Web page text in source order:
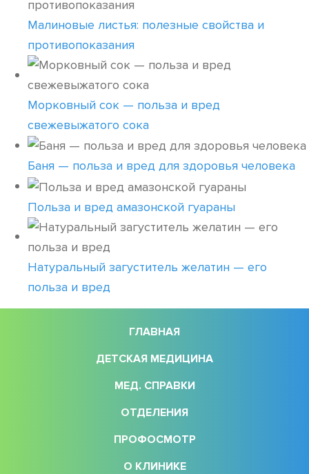
Малиновые листья: полезные свойства и
противопоказания
Морковный сок — польза и вред
свежевыжатого сока
Баня — польза и вред для здоровья человека
Польза и вред амазонской гуараны
Натуральный загуститель желатин — его
польза и вред
ГЛАВНАЯ
ДЕТСКАЯ МЕДИЦИНА
МЕД. СПРАВКИ
ОТДЕЛЕНИЯ
ПРОФОСМОТР
О КЛИНИКЕ